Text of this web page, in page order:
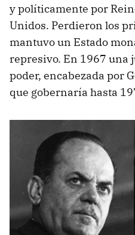
y políticamente por
Unidos. Perdieron los
mantuvo un Estado
represivo. En 1967
poder, encabezada por
que gobernaría hasta